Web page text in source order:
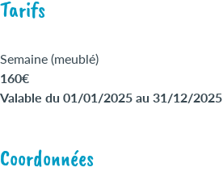
Tarifs
Semaine (meublé)
160€
Valable du 01/01/2025 au 31/12/2025
Coordonnées